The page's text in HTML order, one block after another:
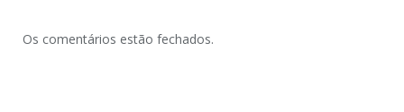
Os comentários estão fechados.